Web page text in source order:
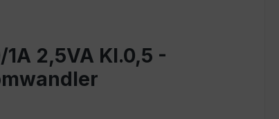
1A 2,5VA Kl.0,5 -